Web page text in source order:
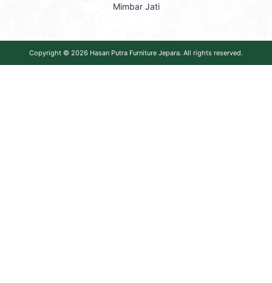
Mimbar Jati
Copyright © 2026 Hasan Putra Furniture Jepara. All rights reserved.